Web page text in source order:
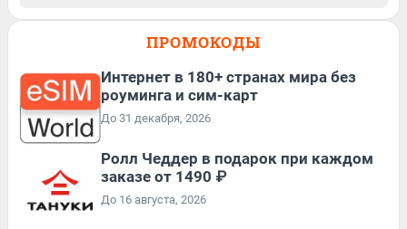
ПРОМОКОДЫ
Интернет в 180+ странах мира без
роуминга и сим-карт
До 31 декабря, 2026
Ролл Чеддер в подарок при каждом
заказе от 1490 ₽
До 16 августа, 2026